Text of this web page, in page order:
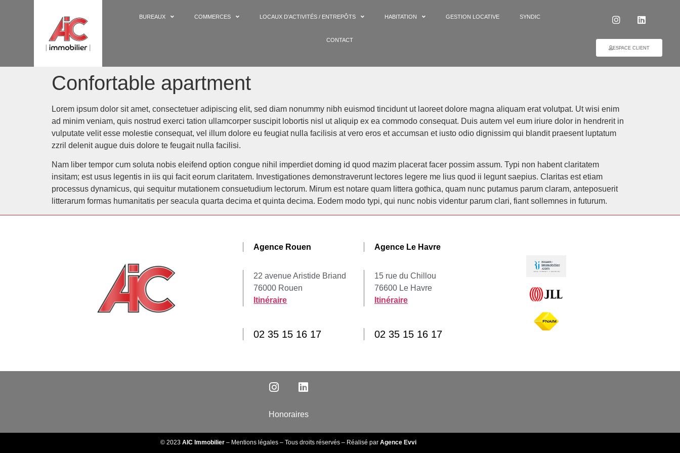
BUREAUX COMMERCES LOCAUX D’ACTIVITÉS / ENTREPÔTS HABITATION GESTION LOCATIVE SYNDIC
CONTACT
ESPACE CLIENT
Confortable apartment
Lorem ipsum dolor sit amet, consectetuer adipiscing elit, sed diam nonummy nibh euismod tincidunt ut laoreet dolore magna aliquam erat volutpat. Ut wisi enim
ad minim veniam, quis nostrud exerci tation ullamcorper suscipit lobortis nisl ut aliquip ex ea commodo consequat. Duis autem vel eum iriure dolor in hendrerit in
vulputate velit esse molestie consequat, vel illum dolore eu feugiat nulla facilisis at vero eros et accumsan et iusto odio dignissim qui blandit praesent luptatum
zzril delenit augue duis dolore te feugait nulla facilisi.
Nam liber tempor cum soluta nobis eleifend option congue nihil imperdiet doming id quod mazim placerat facer possim assum. Typi non habent claritatem
insitam; est usus legentis in iis qui facit eorum claritatem. Investigationes demonstraverunt lectores legere me lius quod ii legunt saepius. Claritas est etiam
processus dynamicus, qui sequitur mutationem consuetudium lectorum. Mirum est notare quam littera gothica, quam nunc putamus parum claram, anteposuerit
litterarum formas humanitatis per seacula quarta decima et quinta decima. Eodem modo typi, qui nunc nobis videntur parum clari, fiant sollemnes in futurum.
Agence Rouen
22 avenue Aristide Briand
76000 Rouen
Itinéraire
02 35 15 16 17
Agence Le Havre
15 rue du Chillou
76600 Le Havre
Itinéraire
02 35 15 16 17
Honoraires
© 2023 AIC Immobilier – Mentions légales – Tous droits réservés – Réalisé par Agence Evvi